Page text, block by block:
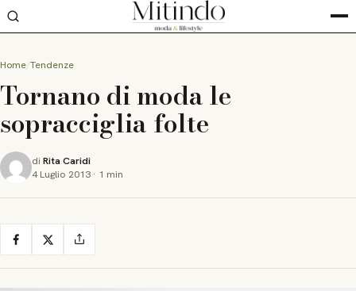
Home Tendenze
Tornano di moda le
sopracciglia folte
di Rita Caridi
4 Luglio 2013 · 1 min